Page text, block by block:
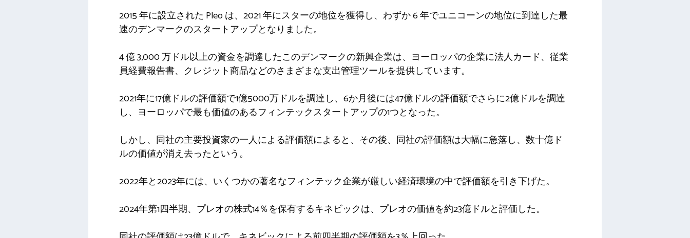
2015 年に設立された Pleo は、2021 年にスターの地位を獲得し、わずか 6 年でユニコーンの地位に到達した最
速のデンマークのスタートアップとなりました。
4 億 3,000 万ドル以上の資金を調達したこのデンマークの新興企業は、ヨーロッパの企業に法人カード、従業
員経費報告書、クレジット商品などのさまざまな支出管理ツールを提供しています。
2021年に17億ドルの評価額で1億5000万ドルを調達し、6か月後には47億ドルの評価額でさらに2億ドルを調達
し、ヨーロッパで最も価値のあるフィンテックスタートアップの1つとなった。
しかし、同社の主要投資家の一人による評価額によると、その後、同社の評価額は大幅に急落し、数十億ド
ルの価値が消え去ったという。
2022年と2023年には、いくつかの著名なフィンテック企業が厳しい経済環境の中で評価額を引き下げた。
2024年第1四半期、プレオの株式14％を保有するキネビックは、プレオの価値を約23億ドルと評価した。